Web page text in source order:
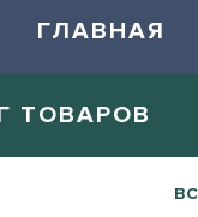
ГЛАВНАЯ
ТОВАРОВ